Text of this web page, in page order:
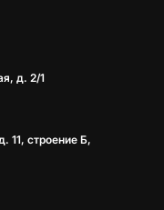
д. 2/1
11, строение Б,